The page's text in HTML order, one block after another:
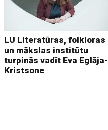
LU Literatūras, folkloras
un mākslas institūtu
turpinās vadīt Eva Eglāja-
Kristsone